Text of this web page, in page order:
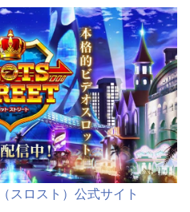
スロスト）公式サイト